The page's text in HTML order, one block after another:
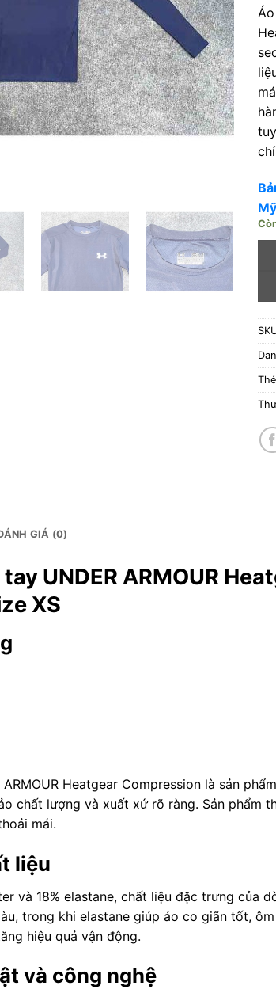
GIÁ (0)
UNDER ARMOUR
XS
Heatgear Compression là sản
chất lượng và xuất xứ rõ ràng. Sản phẩm
mái.
liệu
và 18% elastane, chất liệu đặc trưng của
trong khi elastane giúp áo co giãn tốt,
hiệu quả vận động.
và công nghệ